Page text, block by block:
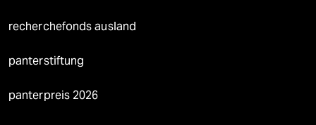
recherchefonds ausland
panterstiftung
panterpreis 2026